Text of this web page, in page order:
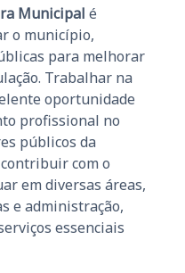
Municipal é
o município,
para melhorar
Trabalhar na
oportunidade
profissional no
públicos da
com o
em diversas áreas,
e administração,
essenciais